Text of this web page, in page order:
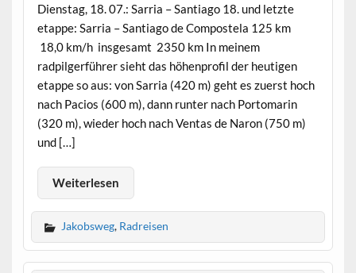
Dienstag, 18. 07.: Sarria – Santiago 18. und letzte
etappe: Sarria – Santiago de Compostela 125 km
18,0 km/h insgesamt 2350 km In meinem
radpilgerführer sieht das höhenprofil der heutigen
etappe so aus: von Sarria (420 m) geht es zuerst hoch
nach Pacios (600 m), dann runter nach Portomarin
(320 m), wieder hoch nach Ventas de Naron (750 m)
und […]
Weiterlesen
Jakobsweg, Radreisen